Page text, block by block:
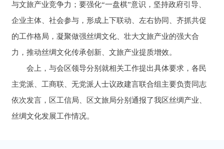
与文旅产业竞争力；要强化“一盘棋”意识，坚持政府引导、
企业主体、社会参与，形成上下联动、左右协同、齐抓共促
的工作格局，凝聚做强丝绸文化、壮大文旅产业的强大合
力，推动丝绸文化传承创新、文旅产业提质增效。
会上，与会区领导分别就相关工作提出具体要求，各民
主党派、工商联、无党派人士议政建言联合组主要负责同志
依次发言，区工信局、区文旅局分别通报了我区丝绸产业、
丝绸文化发展工作情况。